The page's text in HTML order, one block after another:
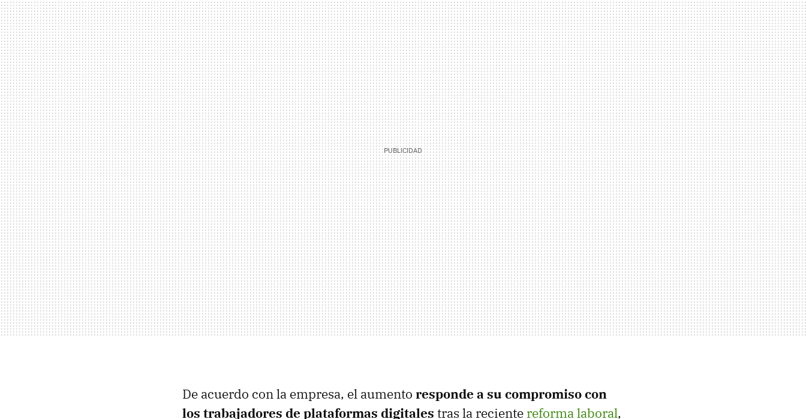
De acuerdo con la empresa, el aumento responde a su compromiso con
los trabajadores de plataformas digitales tras la reciente reforma laboral,